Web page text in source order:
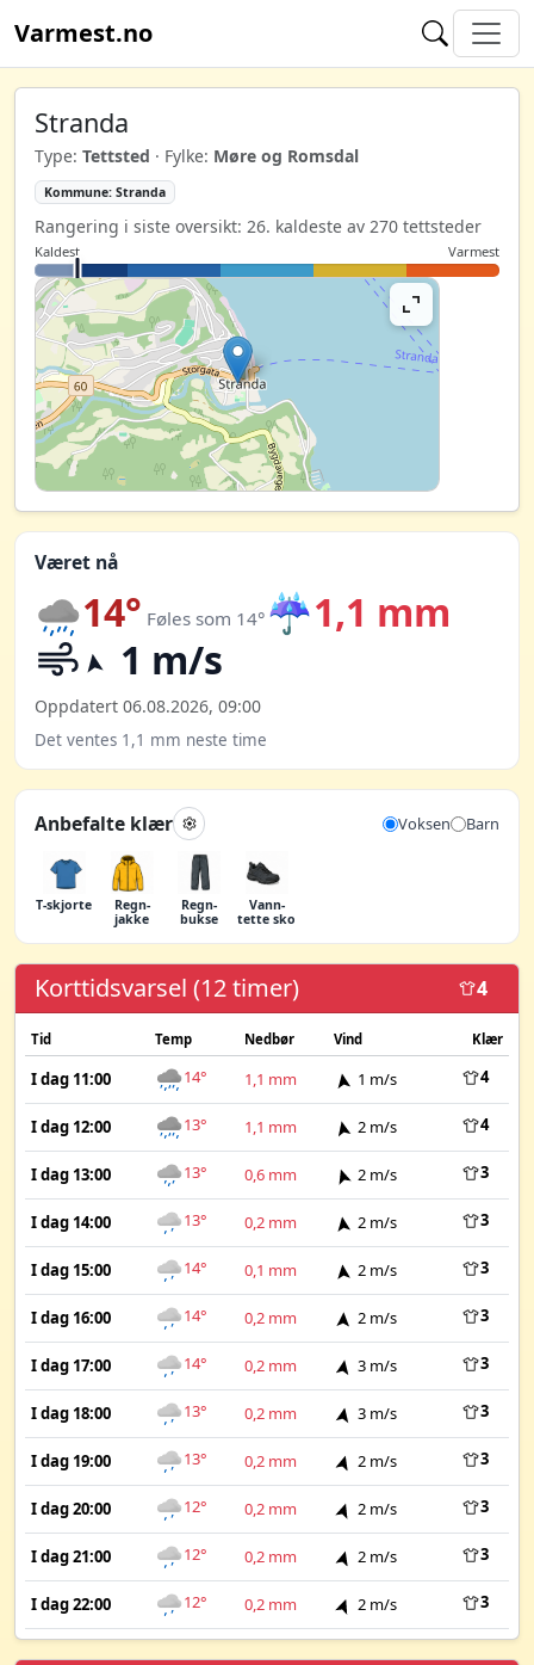
Varmest.no
Stranda
Type: Tettsted · Fylke: Møre og Romsdal
Kommune: Stranda
Rangering i siste oversikt: 26. kaldeste av 270 tettsteder
Kaldest Varmest
Været nå
14° Føles som 14° ☔1,1 mm
1 m/s
Oppdatert 06.08.2026, 09:00
Det ventes 1,1 mm neste time
Anbefalte klær Voksen Barn
T-skjorte
Regn­
jakke
Regn­
bukse
Vann­
tette sko
Korttidsvarsel (12 timer) 4
Tid Temp Nedbør Vind Klær
I dag 11:00 14° 1,1 mm 1 m/s 4
I dag 12:00 13° 1,1 mm 2 m/s 4
I dag 13:00 13° 0,6 mm 2 m/s 3
I dag 14:00 13° 0,2 mm 2 m/s 3
I dag 15:00 14° 0,1 mm 2 m/s 3
I dag 16:00 14° 0,2 mm 2 m/s 3
I dag 17:00 14° 0,2 mm 3 m/s 3
I dag 18:00 13° 0,2 mm 3 m/s 3
I dag 19:00 13° 0,2 mm 2 m/s 3
I dag 20:00 12° 0,2 mm 2 m/s 3
I dag 21:00 12° 0,2 mm 2 m/s 3
I dag 22:00 12° 0,2 mm 2 m/s 3